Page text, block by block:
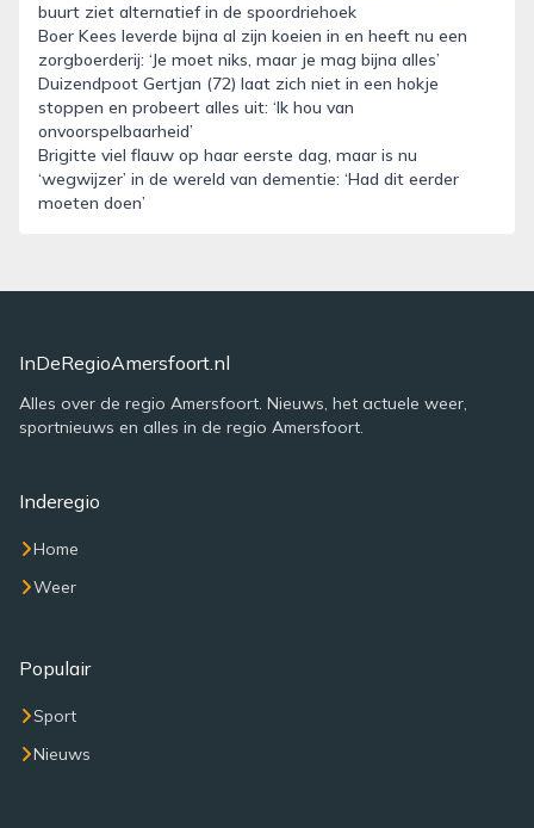
buurt ziet alternatief in de spoordriehoek
Boer Kees leverde bijna al zijn koeien in en heeft nu een
zorgboerderij: ‘Je moet niks, maar je mag bijna alles’
Duizendpoot Gertjan (72) laat zich niet in een hokje
stoppen en probeert alles uit: ‘Ik hou van
onvoorspelbaarheid’
Brigitte viel flauw op haar eerste dag, maar is nu
‘wegwijzer’ in de wereld van dementie: ‘Had dit eerder
moeten doen’
InDeRegioAmersfoort.nl
Alles over de regio Amersfoort. Nieuws, het actuele weer,
sportnieuws en alles in de regio Amersfoort.
Inderegio
Home
Weer
Populair
Sport
Nieuws